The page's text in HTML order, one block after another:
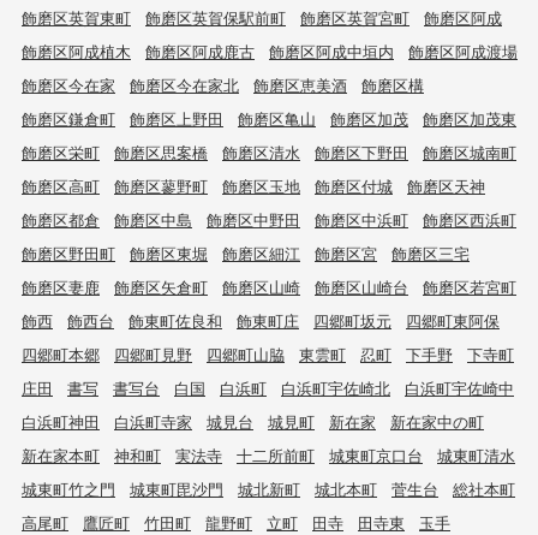
飾磨区英賀東町 飾磨区英賀保駅前町 飾磨区英賀宮町
飾磨区阿成
飾磨区阿成植木
飾磨区阿成鹿古 飾磨区阿成中垣内
飾磨区阿成渡場
飾磨区今在家
飾磨区今在家北 飾磨区恵美酒
飾磨区構
飾磨区鎌倉町
飾磨区上野田 飾磨区亀山 飾磨区加茂
飾磨区加茂東
飾磨区栄町
飾磨区思案橋 飾磨区清水 飾磨区下野田
飾磨区城南町
飾磨区高町
飾磨区蓼野町 飾磨区玉地 飾磨区付城
飾磨区天神
飾磨区都倉
飾磨区中島 飾磨区中野田 飾磨区中浜町
飾磨区西浜町
飾磨区野田町
飾磨区東堀 飾磨区細江 飾磨区宮
飾磨区三宅
飾磨区妻鹿
飾磨区矢倉町 飾磨区山崎 飾磨区山崎台
飾磨区若宮町
飾西
飾西台 飾東町佐良和 飾東町庄 四郷町坂元
四郷町東阿保
四郷町本郷
四郷町見野 四郷町山脇 東雲町 忍町 下手野
下寺町
庄田
書写 書写台 白国 白浜町 白浜町宇佐崎北
白浜町宇佐崎中
白浜町神田
白浜町寺家 城見台 城見町 新在家
新在家中の町
新在家本町
神和町 実法寺 十二所前町 城東町京口台
城東町清水
城東町竹之門
城東町毘沙門 城北新町 城北本町 菅生台
総社本町
高尾町
鷹匠町 竹田町 龍野町 立町 田寺 田寺東
玉手